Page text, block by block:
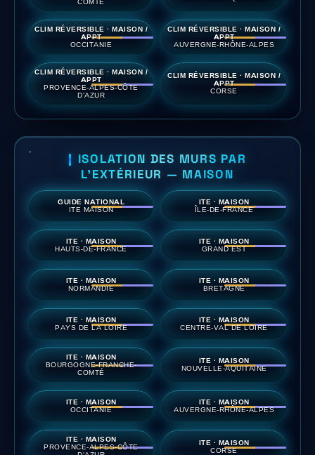
CLIM RÉVERSIBLE · MAISON /
APPT
OCCITANIE
CLIM RÉVERSIBLE · MAISON /
APPT
AUVERGNE-RHÔNE-ALPES
CLIM RÉVERSIBLE · MAISON /
APPT
PROVENCE-ALPES-CÔTE
D'AZUR
CLIM RÉVERSIBLE · MAISON /
APPT
CORSE
ISOLATION DES MURS PAR
L'EXTÉRIEUR — MAISON
GUIDE NATIONAL
ITE MAISON
ITE · MAISON
ÎLE-DE-FRANCE
ITE · MAISON
HAUTS-DE-FRANCE
ITE · MAISON
GRAND EST
ITE · MAISON
NORMANDIE
ITE · MAISON
BRETAGNE
ITE · MAISON
PAYS DE LA LOIRE
ITE · MAISON
CENTRE-VAL DE LOIRE
ITE · MAISON
BOURGOGNE-FRANCHE-
COMTÉ
ITE · MAISON
NOUVELLE-AQUITAINE
ITE · MAISON
OCCITANIE
ITE · MAISON
AUVERGNE-RHÔNE-ALPES
ITE · MAISON
PROVENCE-ALPES-CÔTE
ITE · MAISON
CORSE